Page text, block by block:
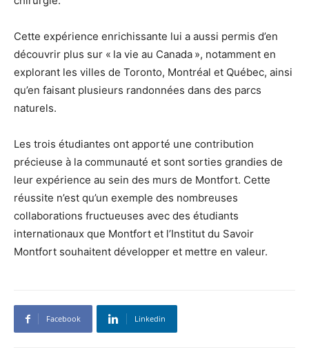
Cette expérience enrichissante lui a aussi permis d’en
découvrir plus sur « la vie au Canada », notamment en
explorant les villes de Toronto, Montréal et Québec, ainsi
qu’en faisant plusieurs randonnées dans des parcs
naturels.
Les trois étudiantes ont apporté une contribution
précieuse à la communauté et sont sorties grandies de
leur expérience au sein des murs de Montfort. Cette
réussite n’est qu’un exemple des nombreuses
collaborations fructueuses avec des étudiants
internationaux que Montfort et l’Institut du Savoir
Montfort souhaitent développer et mettre en valeur.
Facebook Linkedin